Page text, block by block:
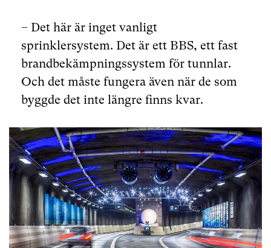
– Det här är inget vanligt
sprinklersystem. Det är ett BBS, ett fast
brandbekämpningssystem för tunnlar.
Och det måste fungera även när de som
byggde det inte längre finns kvar.